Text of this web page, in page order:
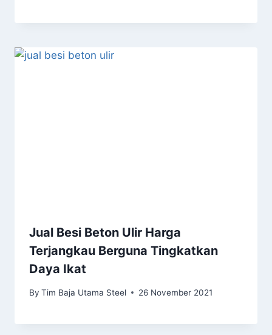
Jual Besi Beton Ulir Harga
Terjangkau Berguna Tingkatkan
Daya Ikat
By Tim Baja Utama Steel 26 November 2021